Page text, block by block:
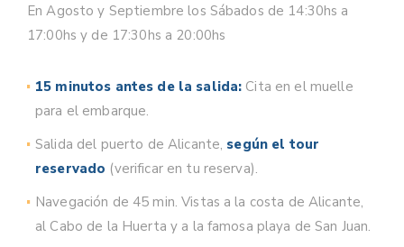
En Agosto y Septiembre los Sábados de 14:30hs a
17:00hs y de 17:30hs a 20:00hs
15 minutos antes de la salida: Cita en el muelle
para el embarque.
Salida del puerto de Alicante, según el tour
reservado (verificar en tu reserva).
Navegación de 45 min. Vistas a la costa de Alicante,
al Cabo de la Huerta y a la famosa playa de San Juan.